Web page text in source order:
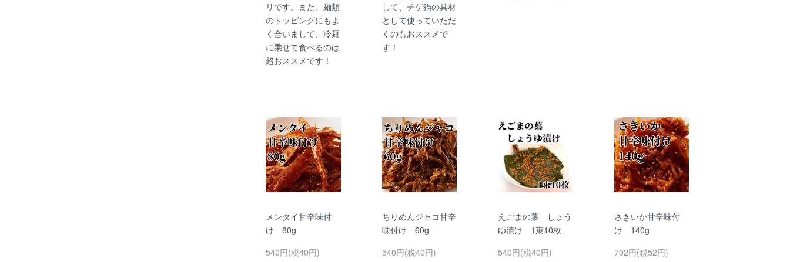
リです。また、麺類
のトッピングにもよ
く合いまして、冷麺
に乗せて食べるのは
超おススメです！
して、チゲ鍋の具材
として使っていただ
くのもおススメで
す！
メンタイ甘辛味付
け 80g
540円(税40円)
ちりめんジャコ甘辛
味付け 60g
540円(税40円)
えごまの葉 しょう
ゆ漬け 1束10枚
540円(税40円)
さきいか甘辛味付
け 140g
702円(税52円)